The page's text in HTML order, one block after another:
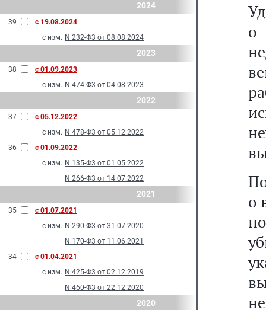
2024
39
с 19.08.2024
с изм. N 232-Ф3 от 08.08.2024
2023
38
с 01.09.2023
с изм. N 474-Ф3 от 04.08.2023
2022
37
с 05.12.2022
с изм. N 478-Ф3 от 05.12.2022
36
с 01.09.2022
с изм. N 135-Ф3 от 01.05.2022
N 266-Ф3 от 14.07.2022
2021
35
с 01.07.2021
с изм. N 290-Ф3 от 31.07.2020
N 170-Ф3 от 11.06.2021
34
с 01.04.2021
с изм. N 425-Ф3 от 02.12.2019
N 460-Ф3 от 22.12.2020
2020
о
о